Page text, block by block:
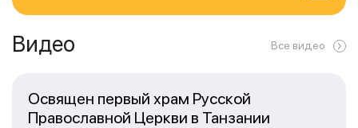
Видео Все видео
Освящен первый храм Русской
Православной Церкви в Танзании